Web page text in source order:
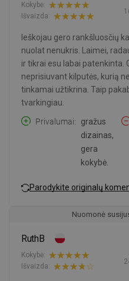
Kokybė:
Išvaizda:
Ieškojau gero rankšluosčių
nuolat nenukris. Laimei,
ir tikrai esu labai patenkinta.
neprisiuvant kilputės, kurią
tinkamai užtikrina. Taip
tvarkingiau.
Privalumai
gražus
dizainas,
gera
kokybė.
Parodykite originalų
Nuomonė
RuthB
Kokybė:
Išvaizda: